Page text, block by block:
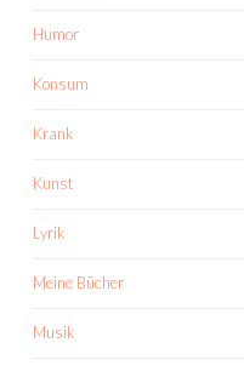
Humor
Konsum
Krank
Kunst
Lyrik
Meine Bücher
Musik